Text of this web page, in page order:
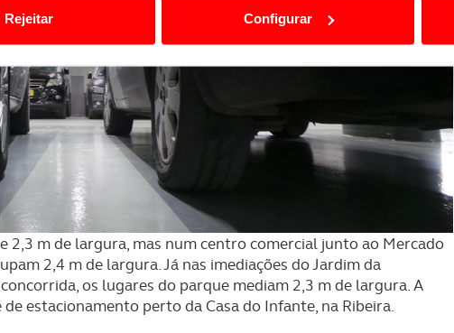
para melhorar a sua experiência digital, personalizar conteúdos e
de redes sociais, bem como para analisar dados de navegação no
partilhamos informação, relativa à sua utilização do nosso site de
UE e em países terceiros.
que as transferências internacionais de dados pessoais serão
quando tal se afigure estritamente necessário no contexto dos
bloqueio de certo tipo de Cookies e tecnologias similares pode ter
e nos serviços disponibilizados.
de cookies do site.
Rejeitar Configurar
m de largura, mas num centro comercial junto ao Mercado
2,4 m de largura. Já nas imediações do Jardim da
os lugares do parque mediam 2,3 m de largura. A
estacionamento perto da Casa do Infante, na Ribeira.